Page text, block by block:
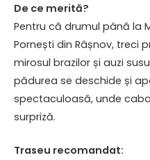
De ce merită?
Pentru că drumul până la
Pornești din Râșnov, treci
mirosul brazilor și auzi
pădurea se deschide și
spectaculoasă, unde
surpriză.
Traseu recomandat: